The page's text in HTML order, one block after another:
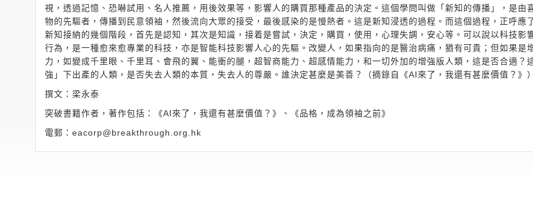
視，透過記憶、恐嚇試用、名人推薦，用後效果等，影響人的購買那種產品的決定。這個學問叫做「新知的傳播」，是由
物的先驅者，傳播到民意領袖，然後流向大眾的接受，最後感染的是慢熱者。這是新知浸透的過程。而這個過程，正呼應
新知接納的幾個階段，首先是認知，其次是知識，接着是嘗試，決定，購買，使用，心理失調，安心等。可以說以科技影
行為，是一種愈來愈專業的科技，亦是智能科技影響人心的先驅。改變人，如果指向的是醫治病痛，猶有可貴；但如果是
力，如變成千里眼、千里耳、會飛的翼、能衝的腿，超智商能力、超感情能力，和一切外加的增強版人類，這是否合適？
強」下出產的人類，是否失去人類的本質，失去人的尊嚴。誰決定甚麼是美善？（摘錄自《AI來了，我還有甚麼價值？》）
撰文：梁永泰
突破書籍作者，著作包括：《AI來了，我還有甚麼價值？》、《品格，成為領袖之前》
電郵： eacorp@breakthrough.org.hk